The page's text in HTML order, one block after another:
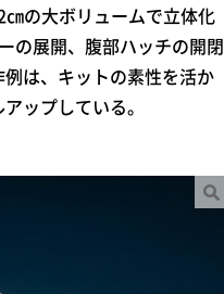
の大ボリュームで立体化
の展開、腹部ハッチの開閉
は、キットの素性を活か
ップしている。